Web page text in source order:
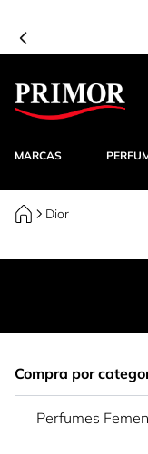
Ir al contenido
MARCAS
Dior
Compra por
Perfumes